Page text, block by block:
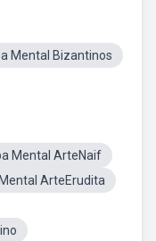
Mental Bizantinos
Mental ArteNaif
ArteErudita